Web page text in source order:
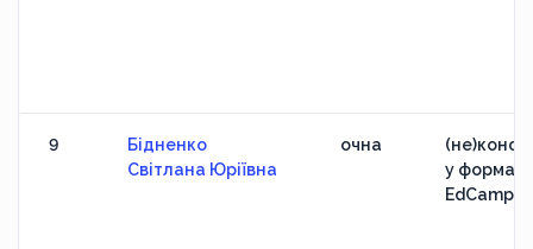
9
Бідненко
Світлана Юріївна
очна
у форматі
EdCamp